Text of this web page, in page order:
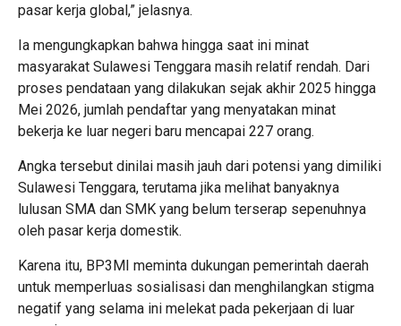
pasar kerja global,” jelasnya.
Ia mengungkapkan bahwa hingga saat ini minat
masyarakat Sulawesi Tenggara masih relatif rendah. Dari
proses pendataan yang dilakukan sejak akhir 2025 hingga
Mei 2026, jumlah pendaftar yang menyatakan minat
bekerja ke luar negeri baru mencapai 227 orang.
Angka tersebut dinilai masih jauh dari potensi yang dimiliki
Sulawesi Tenggara, terutama jika melihat banyaknya
lulusan SMA dan SMK yang belum terserap sepenuhnya
oleh pasar kerja domestik.
Karena itu, BP3MI meminta dukungan pemerintah daerah
untuk memperluas sosialisasi dan menghilangkan stigma
negatif yang selama ini melekat pada pekerjaan di luar